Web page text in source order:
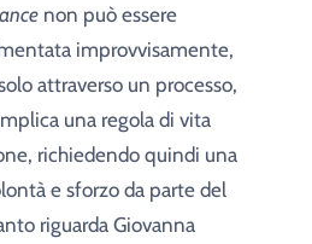
non può essere
improvvisamente,
attraverso un processo,
una regola di vita
richiedendo quindi una
e sforzo da parte del
riguarda Giovanna